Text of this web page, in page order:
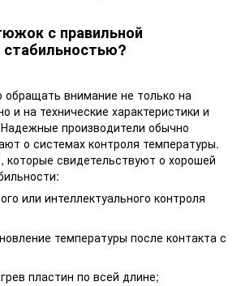
с правильной
стабильностью?
внимание не только на
и на технические характеристики и
производители обычно
о системах контроля температуры.
которые свидетельствуют о хорошей
или интеллектуального контроля
температуры после контакта с
пластин по всей длине;